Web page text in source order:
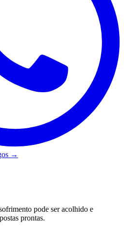
→
pode ser acolhido e
prontas.